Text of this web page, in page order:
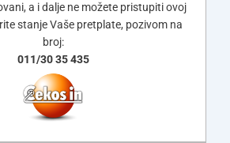
a i dalje ne možete pristupiti ovoj
stanje Vaše pretplate, pozivom na
broj:
011/30 35 435